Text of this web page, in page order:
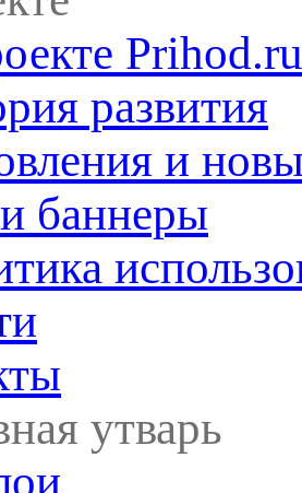
Prihod.ru
развития
и
баннеры
утварь